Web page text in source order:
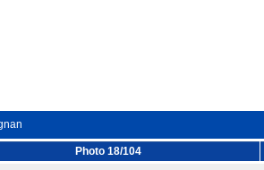
Photo 18/104